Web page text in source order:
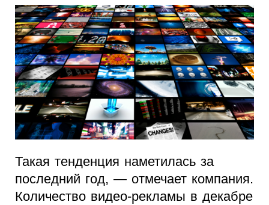
Такая тенденция наметилась за
последний год, — отмечает компания.
Количество видео-рекламы в декабре